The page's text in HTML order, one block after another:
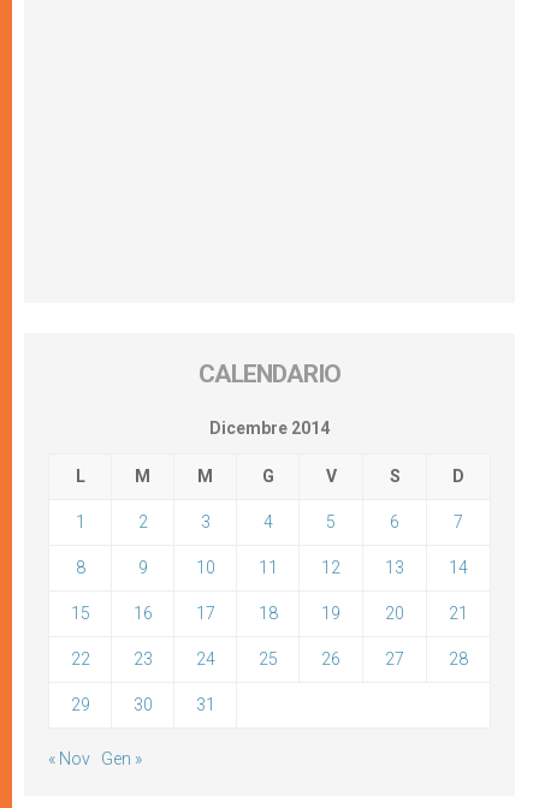
CALENDARIO
Dicembre 2014
L M M G V S D
1 2 3 4 5 6 7
8 9 10 11 12 13 14
15 16 17 18 19 20 21
22 23 24 25 26 27 28
29 30 31
« Nov Gen »